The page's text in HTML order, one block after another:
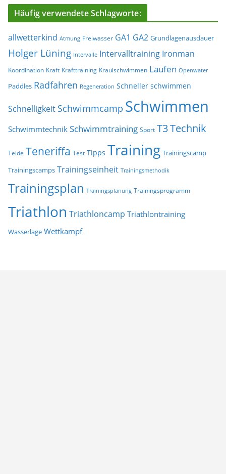
Häufig verwendete Schlagworte:
allwetterkind Atmung Freiwasser GA1 GA2 Grundlagenausdauer
Holger Lüning Intervalle Intervalltraining Ironman
Koordination Kraft Krafttraining Kraulschwimmen Laufen Openwater
Paddles Radfahren Regeneration Schneller schwimmen
Schnelligkeit Schwimmcamp Schwimmen
Schwimmtechnik Schwimmtraining Sport T3Technik
Teide Teneriffa Test Tipps Training Trainingscamp
Trainingscamps Trainingseinheit Trainingsmethodik
Trainingsplan Trainingsplanung Trainingsprogramm
Triathlon Triathloncamp Triathlontraining
Wasserlage Wettkampf